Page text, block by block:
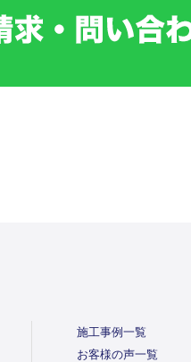
施工事例一覧
お客様の声一覧